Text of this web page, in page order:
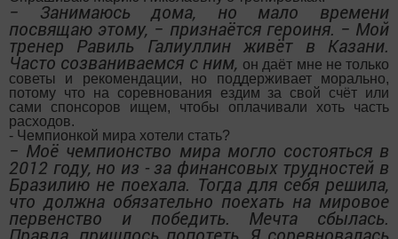
− Занимаюсь дома, но мало времени
посвящаю этому, − признаётся героиня. − Мой
тренер Равиль Галиуллин живёт в Казани.
Часто созваниваемся с ним, он даёт мне не только
советы и рекомендации, но поддерживает морально,
потому что на соревнования ездим за свой счёт или
сами спонсоров ищем, чтобы оплачивали хоть часть
расходов.
- Чемпионкой мира хотели стать?
− Моё чемпионство мира могло состояться в
2012 году, но из - за финансовых трудностей в
Бразилию не поехала. Тогда для себя решила,
что должна обязательно поехать на мировое
первенство и победить. Мечта сбылась.